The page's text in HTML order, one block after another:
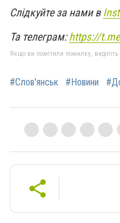
Слідкуйте за нами в
Та телеграм:https://
Якщо ви помітили помилку, виділіть
#Слов'янськ #Новини